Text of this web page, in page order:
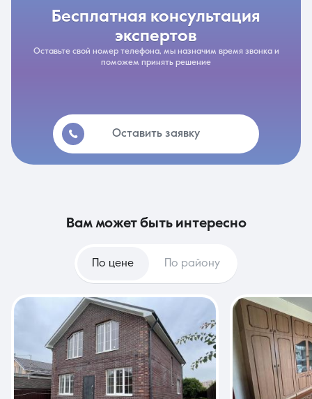
бесплатная консультация
экспертов
Оставьте свой номер телефона, мы назначим время звонка и
поможем принять решение
Оставить заявку
вам может быть интересно
По цене По району